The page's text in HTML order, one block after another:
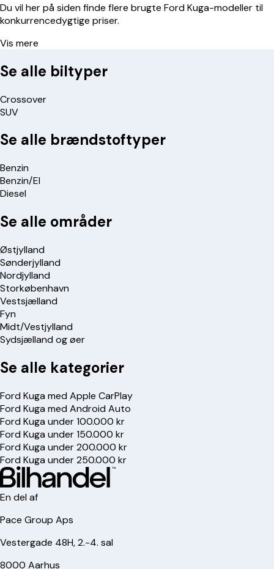
Du vil her på siden finde flere brugte Ford Kuga-modeller til
konkurrencedygtige priser.
Vis mere
Se alle biltyper
Crossover
SUV
Se alle brændstoftyper
Benzin
Benzin/El
Diesel
Se alle områder
Østjylland
Sønderjylland
Nordjylland
Storkøbenhavn
Vestsjælland
Fyn
Midt/Vestjylland
Sydsjælland og øer
Se alle kategorier
Ford Kuga med Apple CarPlay
Ford Kuga med Android Auto
Ford Kuga under 100.000 kr
Ford Kuga under 150.000 kr
Ford Kuga under 200.000 kr
Ford Kuga under 250.000 kr
En del af
Pace Group Aps
Vestergade 48H, 2.-4. sal
8000 Aarhus